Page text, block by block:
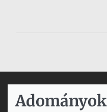
Adományok​